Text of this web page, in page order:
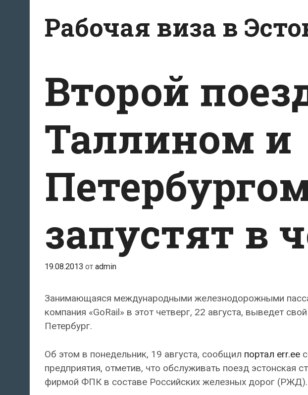
содержимому
Рабочая виза в
Второй
Таллином и
запустят в
19.08.2013 от admin
Занимающаяся международными железнодорожными
компания «GoRail» в этот четверг, 22 августа, выведет
Петербург.
Об этом в понедельник, 19 августа, сообщил портал err.ee
предприятия, отметив, что обслуживать поезд эстонская
фирмой ФПК в составе Российских железных дорог (РЖД).